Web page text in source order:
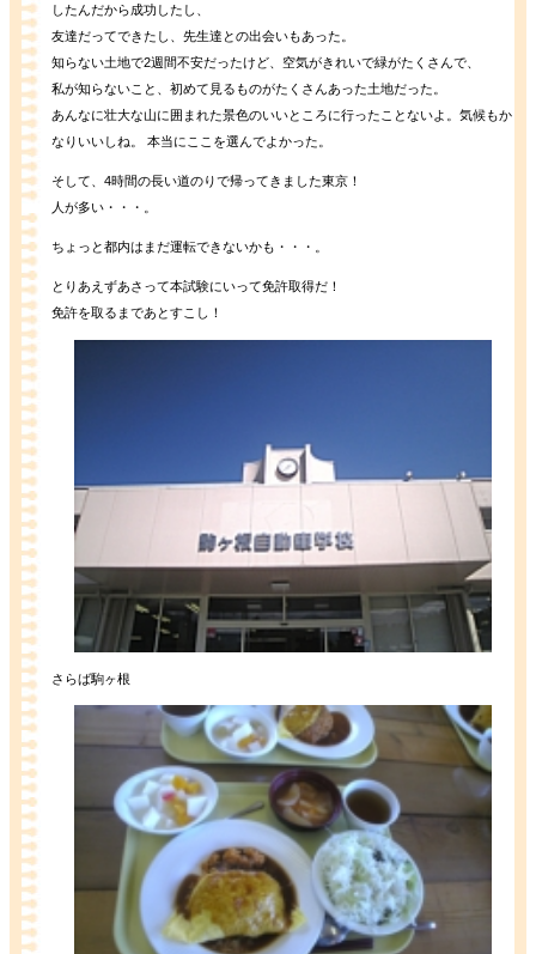
したんだから成功したし、
友達だってできたし、先生達との出会いもあった。
知らない土地で2週間不安だったけど、空気がきれいで緑がたくさんで、
私が知らないこと、初めて見るものがたくさんあった土地だった。
あんなに壮大な山に囲まれた景色のいいところに行ったことないよ。気候もか
なりいいしね。 本当にここを選んでよかった。
そして、4時間の長い道のりで帰ってきました東京！
人が多い・・・。
ちょっと都内はまだ運転できないかも・・・。
とりあえずあさって本試験にいって免許取得だ！
免許を取るまであとすこし！
さらば駒ヶ根